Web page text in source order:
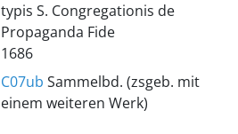
typis S. Congregationis de
Propaganda Fide
1686
C07ub Sammelbd. (zsgeb. mit
einem weiteren Werk)